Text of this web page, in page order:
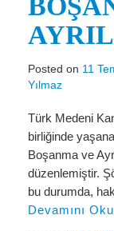
Miras Hukuku
İcra Ve İflas Hukuku
Gayrimenkul
İdare ve Vergi
Basında Derya
HESAPLAMA
Posted on 11
Yılmaz
Türk Medeni
birliğinde
Boşanma ve
düzenlemiştir.
bu durumda,
Devamını Oku